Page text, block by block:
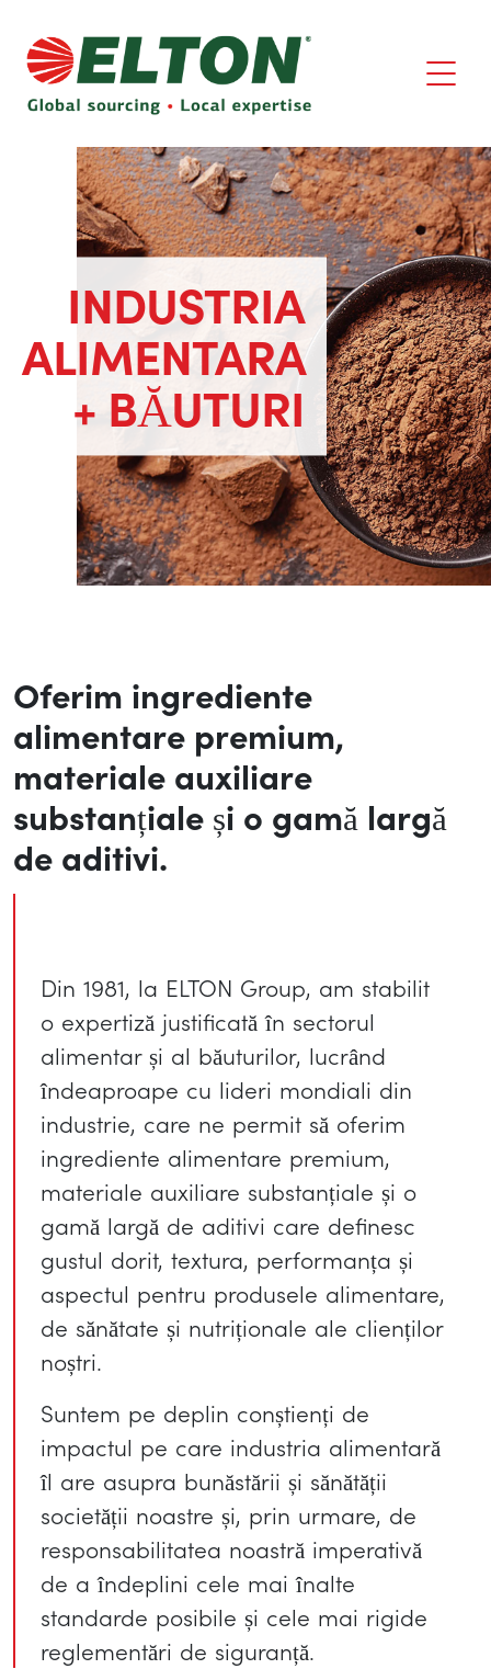
INDUSTRIA
ALIMENTARA
+ BĂUTURI
Oferim ingrediente
alimentare premium,
materiale auxiliare
substanțiale și o gamă largă
de aditivi.
Din 1981, la ELTON Group, am stabilit
o expertiză justificată în sectorul
alimentar și al băuturilor, lucrând
îndeaproape cu lideri mondiali din
industrie, care ne permit să oferim
ingrediente alimentare premium,
materiale auxiliare substanțiale și o
gamă largă de aditivi care definesc
gustul dorit, textura, performanța și
aspectul pentru produsele alimentare,
de sănătate și nutriționale ale clienților
noștri.
Suntem pe deplin conștienți de
impactul pe care industria alimentară
îl are asupra bunăstării și sănătății
societății noastre și, prin urmare, de
responsabilitatea noastră imperativă
de a îndeplini cele mai înalte
standarde posibile și cele mai rigide
reglementări de siguranță.